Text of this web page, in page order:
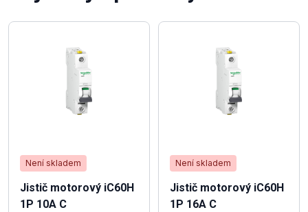
Není skladem
Jistič motorový iC60H
1P 10A C
Není skladem
Jistič motorový iC60H
1P 16A C